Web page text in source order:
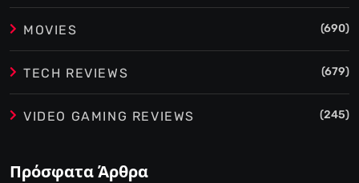
MOVIES (690)
TECH REVIEWS (679)
VIDEO GAMING REVIEWS (245)
Πρόσφατα Άρθρα